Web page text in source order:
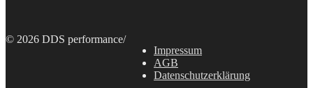
© 2026 DDS performance/
Impressum
AGB
Datenschutzerklärung